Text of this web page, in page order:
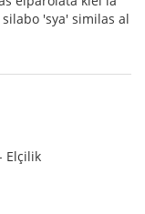
'sya' similas al
Elçilik